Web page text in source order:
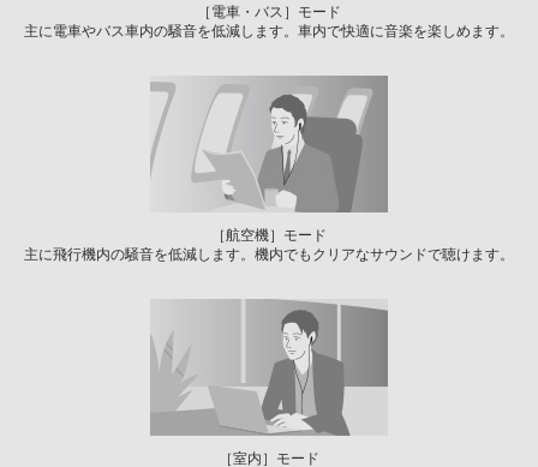
［電車・バス］モード
主に電車やバス車内の騒音を低減します。車内で快適に音楽を楽しめます。
［航空機］モード
主に飛行機内の騒音を低減します。機内でもクリアなサウンドで聴けます。
［室内］モード